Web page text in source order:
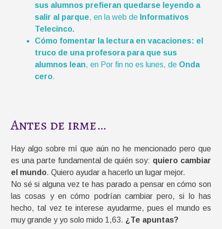
sus alumnos prefieran quedarse leyendo a
salir al parque, en la web de Informativos
Telecinco.
Cómo fomentar la lectura en vacaciones: el
truco de una profesora para que sus
alumnos lean, en Por fin no es lunes, de Onda
cero.
Antes de irme…
Hay algo sobre mí que aún no he mencionado pero que
es una parte fundamental de quién soy: quiero cambiar
el mundo. Quiero ayudar a hacerlo un lugar mejor.
No sé si alguna vez te has parado a pensar en cómo son
las cosas y en cómo podrían cambiar pero, si lo has
hecho, tal vez te interese ayudarme, pues el mundo es
muy grande y yo solo mido 1,63. ¿Te apuntas?